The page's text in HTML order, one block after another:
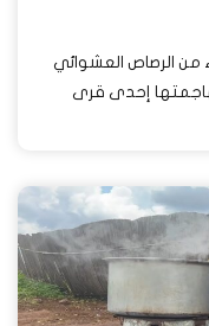
الاحتماء من الرصاص العشوائي
إحدى قرى